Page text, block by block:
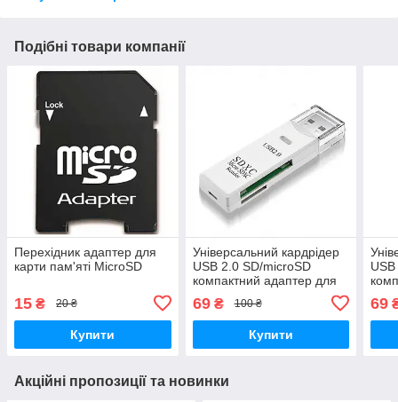
Подібні товари компанії
Перехідник адаптер для
карти пам'яті MicroSD
15 ₴ 20 ₴
Купити
Універсальний кардрідер
USB 2.0 SD/microSD
компактний адаптер для
карт пам'яті Card Reader
White
69₴ 100 ₴
Купити
69
Акційні пропозиції та новинки